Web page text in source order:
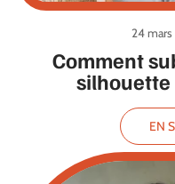
Comment
silhouette
24
EN